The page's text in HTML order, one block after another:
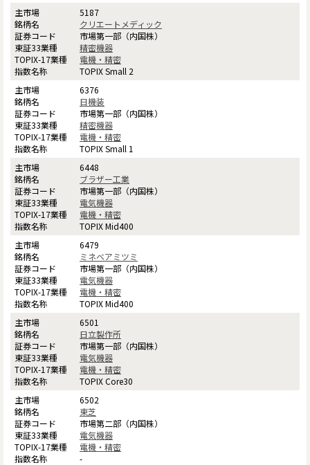
5187
クリエートメディック
市場第一部（内国株）
精密機器
電機・精密
TOPIX Small 2
6376
日機装
市場第一部（内国株）
精密機器
電機・精密
TOPIX Small 1
6448
ブラザー工業
市場第一部（内国株）
電気機器
電機・精密
TOPIX Mid400
6479
ミネベアミツミ
市場第一部（内国株）
電気機器
電機・精密
TOPIX Mid400
6501
日立製作所
市場第一部（内国株）
電気機器
電機・精密
TOPIX Core30
6502
東芝
市場第二部（内国株）
電気機器
電機・精密
-